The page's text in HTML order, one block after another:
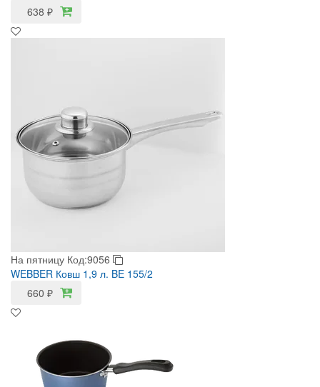
638 ₽
На пятницу Код:9056
WEBBER Ковш 1,9 л. BE 155/2
660 ₽